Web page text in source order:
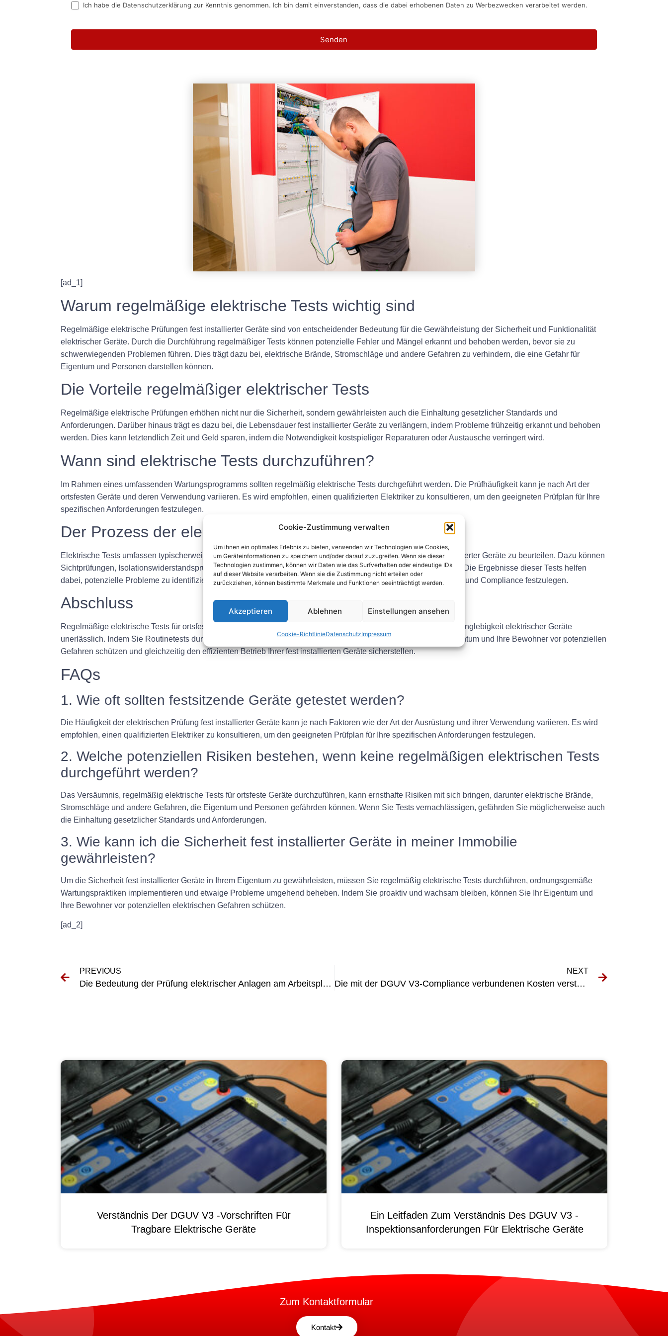
Cookie-Zustimmung verwalten
Um ihnen ein optimales Erlebnis zu bieten, verwenden wir Technologien wie Cookies,
um Geräteinformationen zu speichern und/oder darauf zuzugreifen. Wenn sie dieser
Technologien zustimmen, können wir Daten wie das Surfverhalten oder eindeutige IDs
auf dieser Website verarbeiten. Wenn sie die Zustimmung nicht erteilen oder
zurückziehen, können bestimmte Merkmale und Funktionen beeinträchtigt werden.
Akzeptieren Ablehnen Einstellungen ansehen
Cookie-RichtlinieDatenschutzImpressum
Ich habe die Datenschutzerklärung zur Kenntnis genommen. Ich bin damit einverstanden, dass die dabei erhobenen Daten zu Werbezwecken verarbeitet werden.
Senden
[ad_1]
Warum regelmäßige elektrische Tests wichtig sind
Regelmäßige elektrische Prüfungen fest installierter Geräte sind von entscheidender Bedeutung für die Gewährleistung der Sicherheit und Funktionalität
elektrischer Geräte. Durch die Durchführung regelmäßiger Tests können potenzielle Fehler und Mängel erkannt und behoben werden, bevor sie zu
schwerwiegenden Problemen führen. Dies trägt dazu bei, elektrische Brände, Stromschläge und andere Gefahren zu verhindern, die eine Gefahr für
Eigentum und Personen darstellen können.
Die Vorteile regelmäßiger elektrischer Tests
Regelmäßige elektrische Prüfungen erhöhen nicht nur die Sicherheit, sondern gewährleisten auch die Einhaltung gesetzlicher Standards und
Anforderungen. Darüber hinaus trägt es dazu bei, die Lebensdauer fest installierter Geräte zu verlängern, indem Probleme frühzeitig erkannt und behoben
werden. Dies kann letztendlich Zeit und Geld sparen, indem die Notwendigkeit kostspieliger Reparaturen oder Austausche verringert wird.
Wann sind elektrische Tests durchzuführen?
Im Rahmen eines umfassenden Wartungsprogramms sollten regelmäßig elektrische Tests durchgeführt werden. Die Prüfhäufigkeit kann je nach Art der
ortsfesten Geräte und deren Verwendung variieren. Es wird empfohlen, einen qualifizierten Elektriker zu konsultieren, um den geeigneten Prüfplan für Ihre
spezifischen Anforderungen festzulegen.
Der Prozess der elektrischen Prüfung
Elektrische Tests umfassen typischerweise eine Reihe von Kontrollen und Messungen, um den Zustand fest installierter Geräte zu beurteilen. Dazu können
Sichtprüfungen, Isolationswiderstandsprüfungen, Erdungsdurchgangsprüfungen und Polaritätsprüfungen gehören. Die Ergebnisse dieser Tests helfen
dabei, potenzielle Probleme zu identifizieren und die notwendigen Maßnahmen zur Gewährleistung von Sicherheit und Compliance festzulegen.
Abschluss
Regelmäßige elektrische Tests für ortsfeste Geräte sind für die Aufrechterhaltung der Sicherheit, Konformität und Langlebigkeit elektrischer Geräte
unerlässlich. Indem Sie Routinetests durchführen und etwaige Probleme umgehend beheben, können Sie Ihr Eigentum und Ihre Bewohner vor potenziellen
Gefahren schützen und gleichzeitig den effizienten Betrieb Ihrer fest installierten Geräte sicherstellen.
FAQs
1. Wie oft sollten festsitzende Geräte getestet werden?
Die Häufigkeit der elektrischen Prüfung fest installierter Geräte kann je nach Faktoren wie der Art der Ausrüstung und ihrer Verwendung variieren. Es wird
empfohlen, einen qualifizierten Elektriker zu konsultieren, um den geeigneten Prüfplan für Ihre spezifischen Anforderungen festzulegen.
2. Welche potenziellen Risiken bestehen, wenn keine regelmäßigen elektrischen Tests
durchgeführt werden?
Das Versäumnis, regelmäßig elektrische Tests für ortsfeste Geräte durchzuführen, kann ernsthafte Risiken mit sich bringen, darunter elektrische Brände,
Stromschläge und andere Gefahren, die Eigentum und Personen gefährden können. Wenn Sie Tests vernachlässigen, gefährden Sie möglicherweise auch
die Einhaltung gesetzlicher Standards und Anforderungen.
3. Wie kann ich die Sicherheit fest installierter Geräte in meiner Immobilie
gewährleisten?
Um die Sicherheit fest installierter Geräte in Ihrem Eigentum zu gewährleisten, müssen Sie regelmäßig elektrische Tests durchführen, ordnungsgemäße
Wartungspraktiken implementieren und etwaige Probleme umgehend beheben. Indem Sie proaktiv und wachsam bleiben, können Sie Ihr Eigentum und
Ihre Bewohner vor potenziellen elektrischen Gefahren schützen.
[ad_2]
PREVIOUS
Die Bedeutung der Prüfung elektrischer Anlagen am Arbeitsplatz
NEXT
Die mit der DGUV V3-Compliance verbundenen Kosten verstehen
Verständnis Der DGUV V3 -Vorschriften Für
Tragbare Elektrische Geräte
Ein Leitfaden Zum Verständnis Des DGUV V3 -
Inspektionsanforderungen Für Elektrische Geräte
Zum Kontaktformular
Kontakt